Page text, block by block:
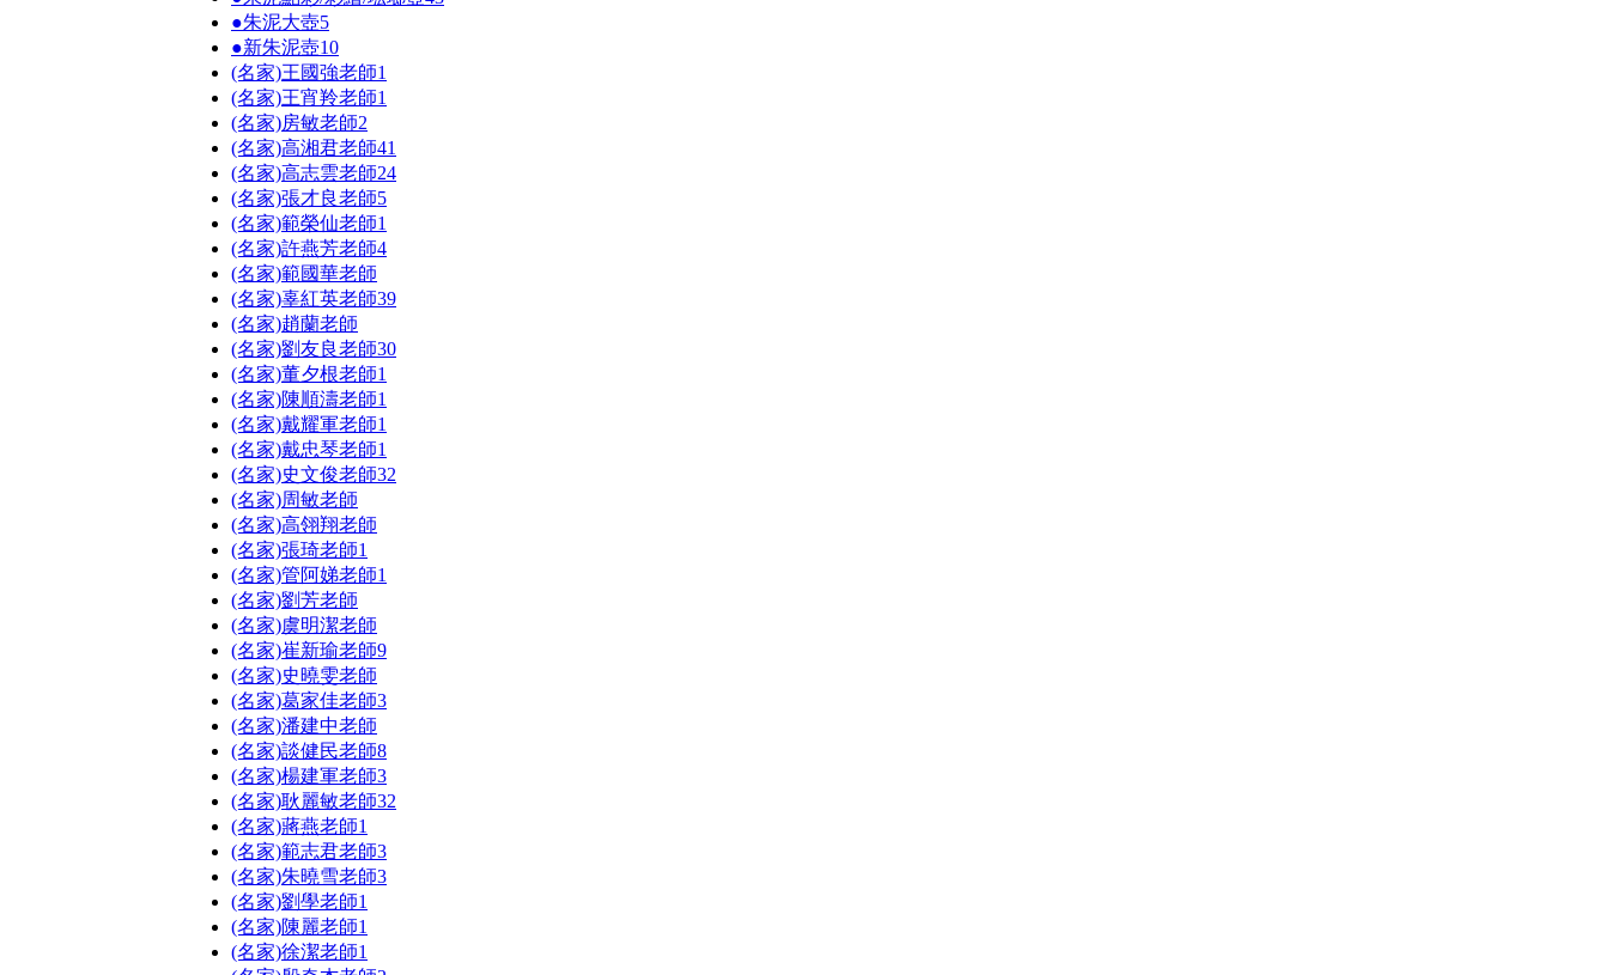
●朱泥大壺5
●新朱泥壺10
(名家)王國強老師1
(名家)王宵羚老師1
(名家)房敏老師2
(名家)高湘君老師41
(名家)高志雲老師24
(名家)張才良老師5
(名家)範榮仙老師1
(名家)許燕芳老師4
(名家)範國華老師
(名家)辜紅英老師39
(名家)趙蘭老師
(名家)劉友良老師30
(名家)董夕根老師1
(名家)陳順濤老師1
(名家)戴耀軍老師1
(名家)戴忠琴老師1
(名家)史文俊老師32
(名家)周敏老師
(名家)高翎翔老師
(名家)張琦老師1
(名家)管阿娣老師1
(名家)劉芳老師
(名家)虞明潔老師
(名家)崔新瑜老師9
(名家)史曉雯老師
(名家)葛家佳老師3
(名家)潘建中老師
(名家)談健民老師8
(名家)楊建軍老師3
(名家)耿麗敏老師32
(名家)蔣燕老師1
(名家)範志君老師3
(名家)朱曉雪老師3
(名家)劉學老師1
(名家)陳麗老師1
(名家)徐潔老師1